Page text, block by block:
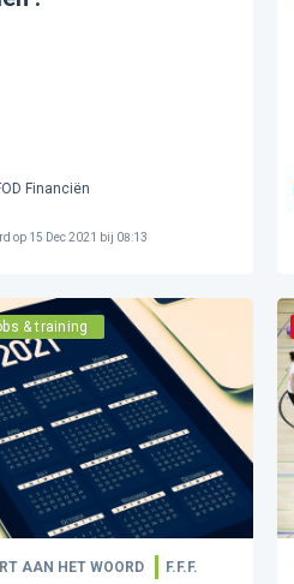
Financiën
op 15 Dec 2021 bij 08:13
& training
AAN HET WOORD F.F.F.